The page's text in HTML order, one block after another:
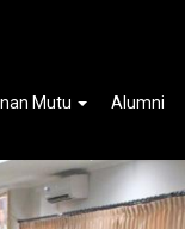
Mutu Alumni
Investor)